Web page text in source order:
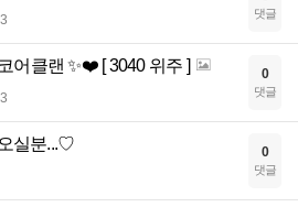
댓글
어클랜 ✨❤️ [ 3040 위주 ] 0
댓글
실분...♡ 0
댓글